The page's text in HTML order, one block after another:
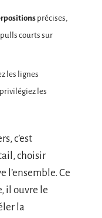
précises,
courts sur
les lignes
les
c’est
choisir
l’ensemble. Ce
il ouvre le
la